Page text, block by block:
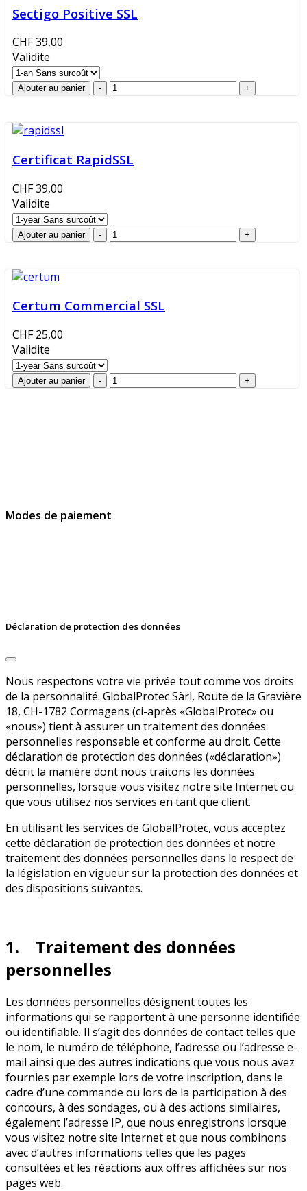
Sectigo Positive SSL
CHF 39,00
Validite
Certificat RapidSSL
CHF 39,00
Validite
Certum Commercial SSL
CHF 25,00
Validite
Modes de paiement
Déclaration de protection des données
Nous respectons votre vie privée tout comme vos droits
de la personnalité. GlobalProtec Sàrl, Route de la Gravière
18, CH-1782 Cormagens (ci-après «GlobalProtec» ou
«nous») tient à assurer un traitement des données
personnelles responsable et conforme au droit. Cette
déclaration de protection des données («déclaration»)
décrit la manière dont nous traitons les données
personnelles, lorsque vous visitez notre site Internet ou
que vous utilisez nos services en tant que client.
En utilisant les services de GlobalProtec, vous acceptez
cette déclaration de protection des données et notre
traitement des données personnelles dans le respect de
la législation en vigueur sur la protection des données et
des dispositions suivantes.
1. Traitement des données
personnelles
Les données personnelles désignent toutes les
informations qui se rapportent à une personne identifiée
ou identifiable. Il s’agit des données de contact telles que
le nom, le numéro de téléphone, l’adresse ou l’adresse e-
mail ainsi que des autres indications que vous nous avez
fournies par exemple lors de votre inscription, dans le
cadre d’une commande ou lors de la participation à des
concours, à des sondages, ou à des actions similaires,
également l’adresse IP, que nous enregistrons lorsque
vous visitez notre site Internet et que nous combinons
avec d’autres informations telles que les pages
consultées et les réactions aux offres affichées sur nos
pages web.